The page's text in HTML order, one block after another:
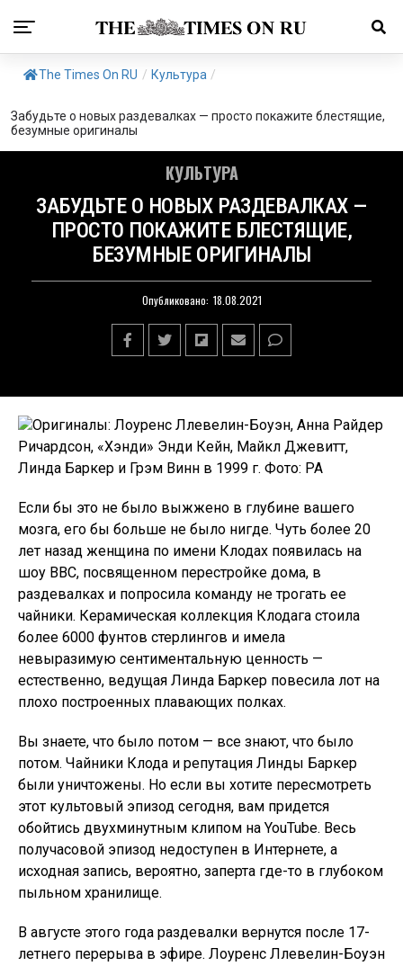
The Times On RU / Культура /
Забудьте о новых раздевалках — просто покажите блестящие,
безумные оригиналы
КУЛЬТУРА
ЗАБУДЬТЕ О НОВЫХ РАЗДЕВАЛКАХ —
ПРОСТО ПОКАЖИТЕ БЛЕСТЯЩИЕ,
БЕЗУМНЫЕ ОРИГИНАЛЫ
Опубликовано: 18.08.2021
Оригиналы: Лоуренс Ллевелин-Боуэн, Анна Райдер
Ричардсон, «Хэнди» Энди Кейн, Майкл Джевитт,
Линда Баркер и Грэм Винн в 1999 г. Фото: PA
Если бы это не было выжжено в глубине вашего
мозга, его бы больше не было нигде. Чуть более 20
лет назад женщина по имени Клодах появилась на
шоу BBC, посвященном перестройке дома, в
раздевалках и попросила команду не трогать ее
чайники. Керамическая коллекция Клодага стоила
более 6000 фунтов стерлингов и имела
невыразимую сентиментальную ценность —
естественно, ведущая Линда Баркер повесила лот на
плохо построенных плавающих полках.
Вы знаете, что было потом — все знают, что было
потом. Чайники Клода и репутация Линды Баркер
были уничтожены. Но если вы хотите пересмотреть
этот культовый эпизод сегодня, вам придется
обойтись двухминутным клипом на YouTube. Весь
получасовой эпизод недоступен в Интернете, а
исходная запись, вероятно, заперта где-то в глубоком
пыльном хранилище.
В августе этого года раздевалки вернутся после 17-
летнего перерыва в эфире. Лоуренс Ллевелин-Боуэн